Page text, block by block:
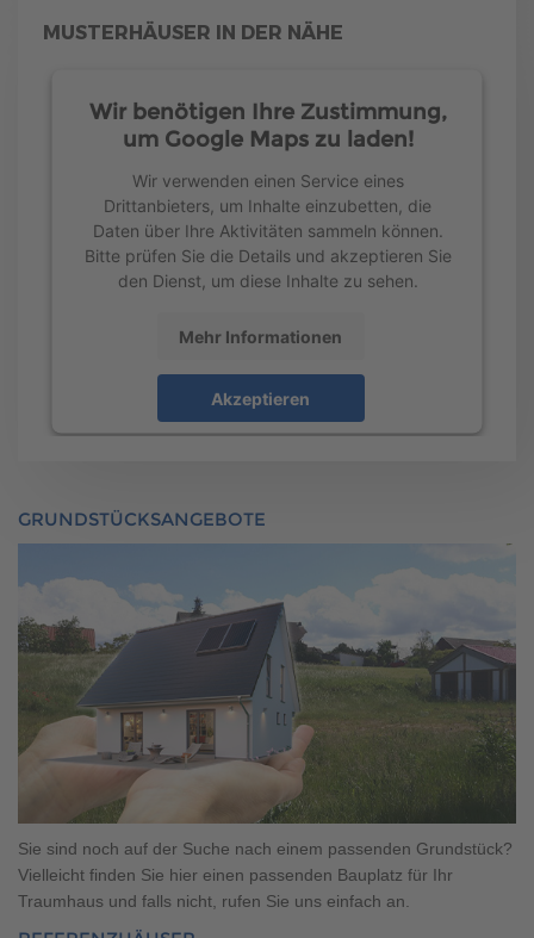
MUSTERHÄUSER IN DER NÄHE
Wir benötigen Ihre Zustimmung,
um Google Maps zu laden!
Wir verwenden einen Service eines
Drittanbieters, um Inhalte einzubetten, die
Daten über Ihre Aktivitäten sammeln können.
Bitte prüfen Sie die Details und akzeptieren Sie
den Dienst, um diese Inhalte zu sehen.
Mehr Informationen
Akzeptieren
powered byUsercentrics Consent Management
GRUNDSTÜCKSANGEBOTE
Sie sind noch auf der Suche nach einem passenden Grundstück?
Vielleicht finden Sie hier einen passenden Bauplatz für Ihr
Traumhaus und falls nicht, rufen Sie uns einfach an.